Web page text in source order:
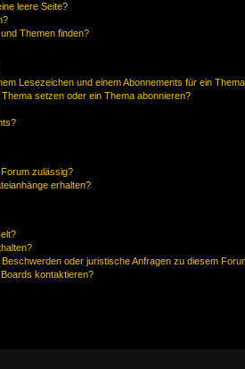
leere Seite?
Themen finden?
Lesezeichen und einem Abonnements für ein
setzen oder ein Thema abonnieren?
zulässig?
erhalten?
oder juristische Anfragen zu diesem
kontaktieren?